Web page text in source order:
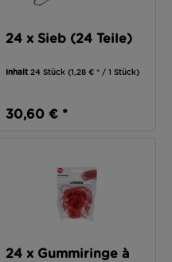
24 x Sieb (24 Teile)
Inhalt24 Stück(1,28 € * / 1 Stück)
30,60 € *
24 x Gummiringe à